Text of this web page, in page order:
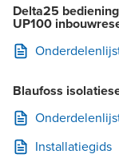
Delta25
UP100
Blaufoss
Installatiegids